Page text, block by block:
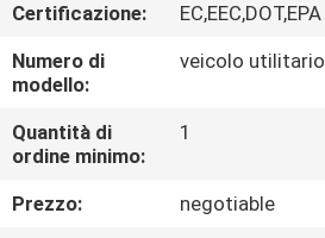
CONTROLLO
DI
QUALITÀ
CONTATTICI
Certificazione:
EC,EEC,DOT,EPA
Numero di
modello:
veicolo
Quantità di
ordine minimo:
1
Prezzo:
negotiable